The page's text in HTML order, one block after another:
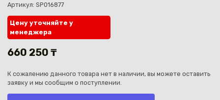
Каз
Артикул: SP016877
Цену уточняйте у
менеджера
660 250 ₸
К сожалению данного товара нет в наличии, вы можете оставить
заявку и мы сообщим о поступлении.